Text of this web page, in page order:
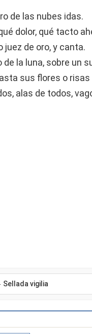
de las nubes idas.
dolor, qué tacto
de oro, y canta.
de la luna, sobre un
sus flores o
alas de todos,
vigilia